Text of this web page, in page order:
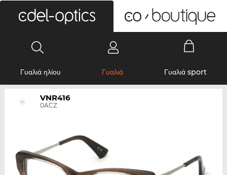
Γυαλιά ηλίου Γυαλιά Γυαλιά sport
VNR416
0ACZ